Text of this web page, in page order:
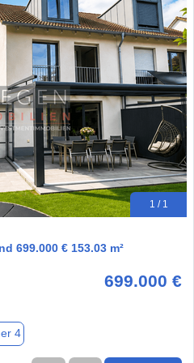
1 / 1
699.000 € 153.03 m²
699.000 €
4